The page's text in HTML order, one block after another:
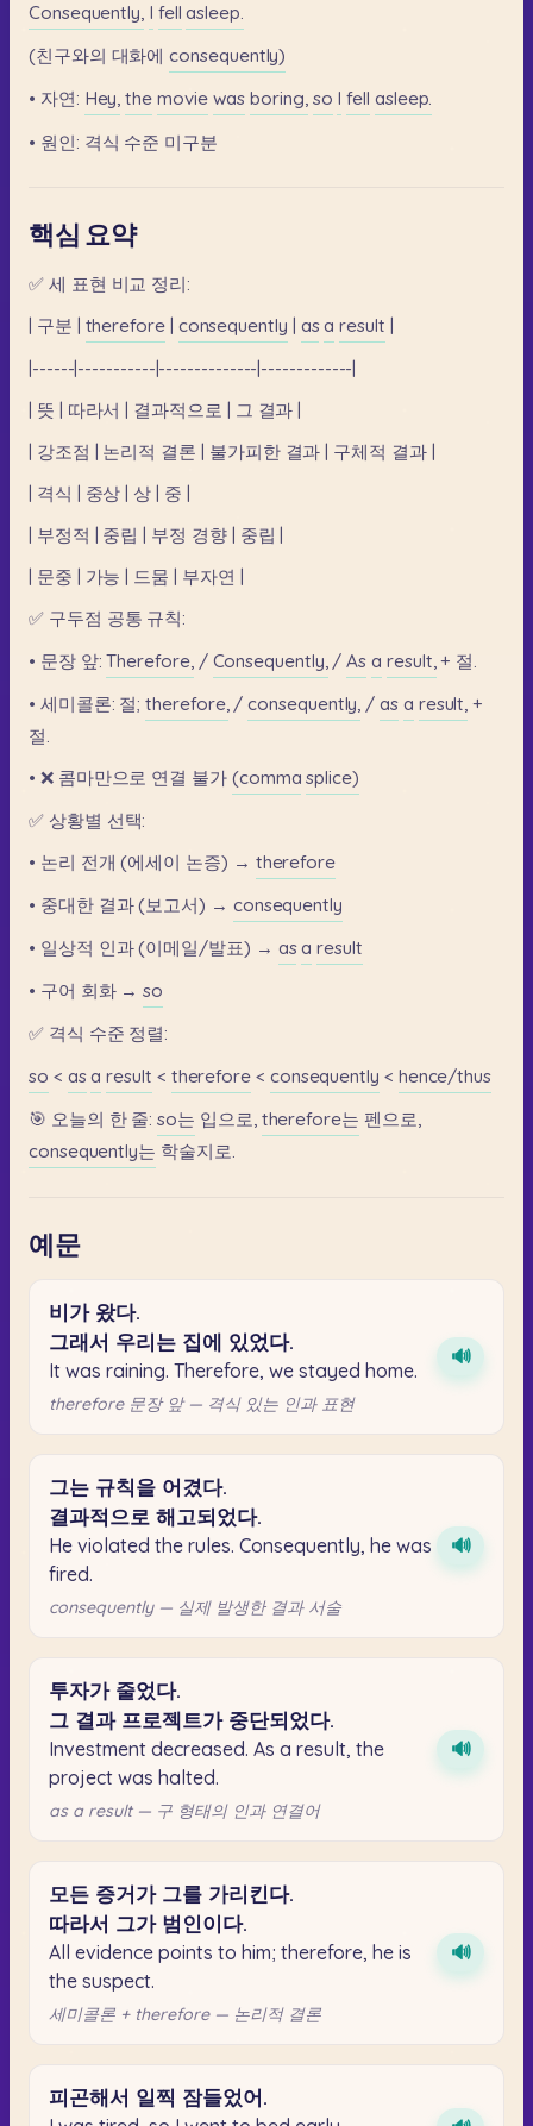
Consequently, I fell asleep.
(친구와의 대화에 consequently)
• 자연: Hey, the movie was boring, so I fell asleep.
• 원인: 격식 수준 미구분
핵심 요약
✅ 세 표현 비교 정리:
| 구분 | therefore | consequently | as a result |
|------|-----------|--------------|-------------|
| 뜻 | 따라서 | 결과적으로 | 그 결과 |
| 강조점 | 논리적 결론 | 불가피한 결과 | 구체적 결과 |
| 격식 | 중상 | 상 | 중 |
부정적 중립 부정 경향 중립
문중 가능 드뭄 부자연
✅ 구두점 공통 규칙:
• 문장 앞: Therefore, / Consequently, / As a result, + 절.
• 세미콜론: 절; therefore, / consequently, / as a result, +
절.
• ❌ 콤마만으로 연결 불가 (comma splice)
✅ 상황별 선택:
• 논리 전개 (에세이 논증) → therefore
• 중대한 결과 (보고서) → consequently
• 일상적 인과 (이메일/발표) → as a result
• 구어 회화 → so
✅ 격식 수준 정렬:
so < as a result < therefore < consequently < hence/thus
🎯 오늘의 한 줄: so는 입으로, therefore는 펜으로,
consequently는 학술지로.
예문
비가 왔다.
그래서 우리는 집에 있었다.
It was raining. Therefore, we stayed home.
therefore 문장 앞 — 격식 있는 인과 표현
🔊
그는 규칙을 어겼다.
결과적으로 해고되었다.
He violated the rules. Consequently, he was
fired.
consequently — 실제 발생한 결과 서술
🔊
투자가 줄었다.
그 결과 프로젝트가 중단되었다.
Investment decreased. As a result, the
project was halted.
as a result — 구 형태의 인과 연결어
🔊
모든 증거가 그를 가리킨다.
따라서 그가 범인이다.
All evidence points to him; therefore, he is
the suspect.
세미콜론 + therefore — 논리적 결론
🔊
피곤해서 일찍 잠들었어.